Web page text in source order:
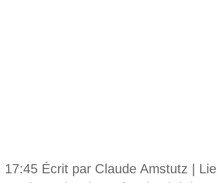
17:45 Écrit par Claude Amstutz |